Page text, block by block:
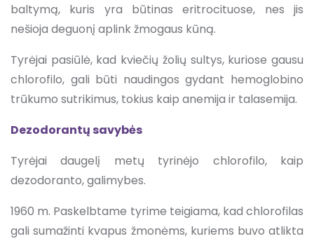
baltymą, kuris yra būtinas eritrocituose, nes jis
nešioja deguonį aplink žmogaus kūną.
Tyrėjai pasiūlė, kad kviečių žolių sultys, kuriose gausu
chlorofilo, gali būti naudingos gydant hemoglobino
trūkumo sutrikimus, tokius kaip anemija ir talasemija.
Dezodorantų savybės
Tyrėjai daugelį metų tyrinėjo chlorofilo, kaip
dezodoranto, galimybes.
1960 m. Paskelbtame tyrime teigiama, kad chlorofilas
gali sumažinti kvapus žmonėms, kuriems buvo atlikta